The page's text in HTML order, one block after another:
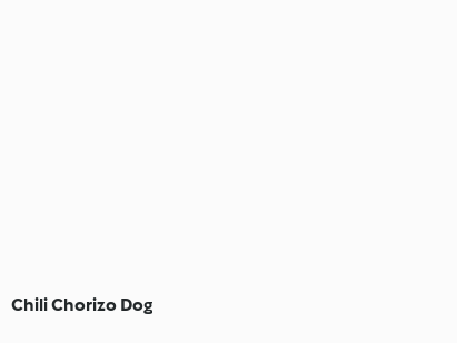
Chili Chorizo Dog